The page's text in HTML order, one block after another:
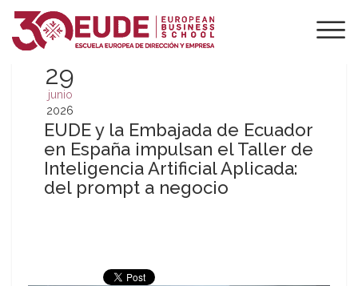
29
junio
2026
EUDE y la Embajada de Ecuador
en España impulsan el Taller de
Inteligencia Artificial Aplicada:
del prompt a negocio